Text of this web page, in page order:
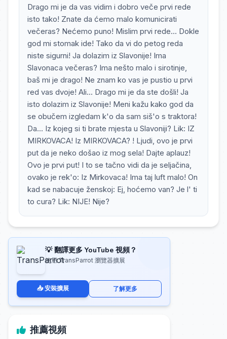
Drago mi je da vas vidim i dobro veče prvi rede
isto tako! Znate da ćemo malo komunicirati
večeras? Nećemo puno! Mislim prvi rede... Dokle
god mi stomak ide! Tako da vi do petog reda
niste sigurni! Ja dolazim iz Slavonije! Ima
Slavonaca večeras? Ima nešto malo i sirotinje,
baš mi je drago! Ne znam ko vas je pustio u prvi
red vas dvoje! Ali... Drago mi je da ste došli! Ja
isto dolazim iz Slavonije! Meni kažu kako god da
se obučem izgledam k'o da sam siš'o s traktora!
Da... Iz kojeg si ti brate mjesta u Slavoniji? Lik: IZ
MIRKOVACA! Iz MIRKOVACA? ! Ljudi, ovo je prvi
put da je neko došao iz mog sela! Dajte aplauz!
Ovo je prvi put! I to se tačno vidi da je seljačina,
ovako je rek'o: Iz Mirkovaca! Ima taj luft malo! On
kad se nabacuje ženskoj: Ej, hoćemo van? Je l' ti
to cura? Lik: NIJE! Nije?
💡 翻譯更多 YouTube 視頻？
使用 TransParrot 瀏覽器擴展
📥 安裝擴展 了解更多
推薦視頻